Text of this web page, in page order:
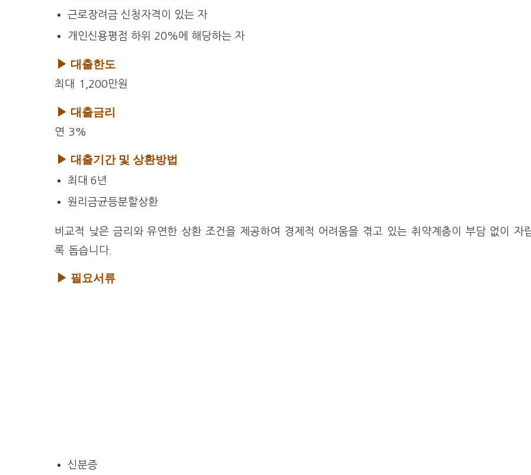
근로장려금 신청자격이 있는 자
개인신용평점 하위 20%에 해당하는 자
▶ 대출한도
최대 1,200만원
▶ 대출금리
연 3%
▶ 대출기간 및 상환방법
최대 6년
원리금균등분할상환
비교적 낮은 금리와 유연한 상환 조건을 제공하여 경제적 어려움을 겪고 있는 취약계층이 부담 없이 자
록 돕습니다.
▶ 필요서류
신분증